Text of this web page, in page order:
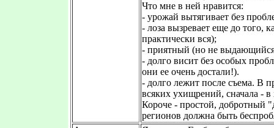
Что мне в ней нравится:
- урожай вытягивает без
- лоза вызревает еще до того,
практически вся);
- приятный (но не
- долго висит без особых
они ее очень достали!).
- долго лежит после съема. В
всяких ухищрений, сначала - в
Короче - простой, добротный
регионов должна быть